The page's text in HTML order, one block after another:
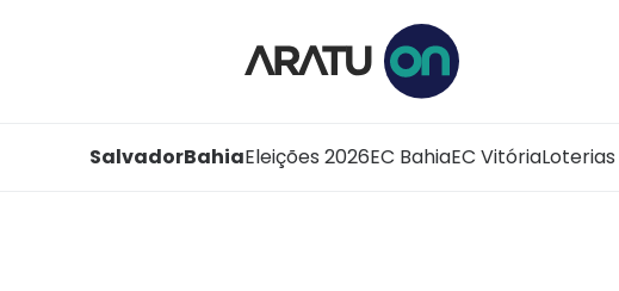
SalvadorBahiaEleições 2026EC BahiaEC VitóriaLoterias